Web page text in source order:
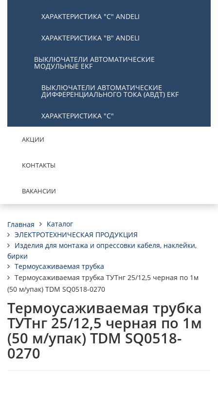
ХАРАКТЕРИСТИКА "C" ANDELI
ХАРАКТЕРИСТИКА "B" ANDELI
ВЫКЛЮЧАТЕЛИ АВТОМАТИЧЕСКИЕ
МОДУЛЬНЫЕ EKF
ВЫКЛЮЧАТЕЛИ АВТОМАТИЧЕСКИЕ
ДИФФЕРЕНЦИАЛЬНОГО ТОКА (АВДТ) EKF
ХАРАКТЕРИСТИКА "С"
АКЦИИ
КОНТАКТЫ
ВАКАНСИИ
Главная
Каталог
ЭЛЕКТРОТЕХНИЧЕСКАЯ ПРОДУКЦИЯ
Изделия для монтажа и опрессовки кабеля, наклейки,
бирки
Термоусаживаемая трубка
Термоусаживаемая трубка ТУТнг 25/12,5 черная по 1м
(50 м/упак) TDM SQ0518-0270
Термоусаживаемая трубка
ТУТнг 25/12,5 черная по 1м
(50 м/упак) TDM SQ0518-
0270